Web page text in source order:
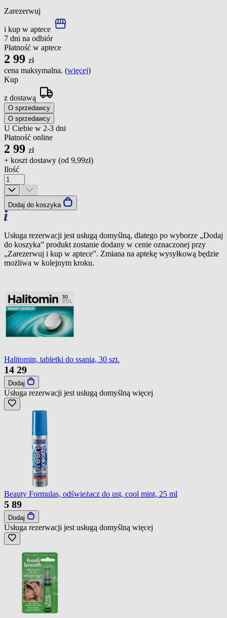
Zarezerwuj
i kup w aptece
7 dni na odbiór
Płatność w aptece
2 99 zł
cena maksymalna. (więcej)
Kup
z dostawą
O sprzedawcy
O sprzedawcy
U Ciebie w 2-3 dni
Płatność online
2 99 zł
+ koszt dostawy (od 9,99zł)
Ilość
Dodaj do koszyka
Usługa rezerwacji jest usługą domyślną, dlatego po wyborze „Dodaj
do koszyka” produkt zostanie dodany w cenie oznaczonej przy
„Zarezerwuj i kup w aptece”. Zmiana na aptekę wysyłkową będzie
możliwa w kolejnym kroku.
Halitomin, tabletki do ssania, 30 szt.
14 29
Dodaj
Usługa rezerwacji jest usługą domyślną więcej
Beauty Formulas, odświeżacz do ust, cool mint, 25 ml
5 89
Dodaj
Usługa rezerwacji jest usługą domyślną więcej